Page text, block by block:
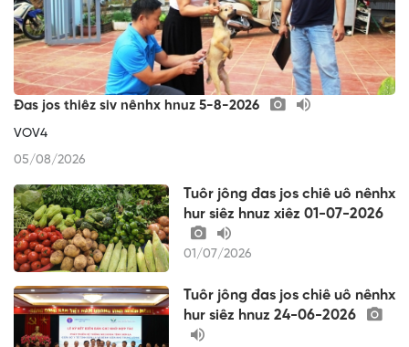
Đas jos thiêz siv nênhx hnuz 5-8-2026
VOV4
05/08/2026
Tuôr jông đas jos chiê uô nênhx
hur siêz hnuz xiêz 01-07-2026
01/07/2026
Tuôr jông đas jos chiê uô nênhx
hur siêz hnuz 24-06-2026